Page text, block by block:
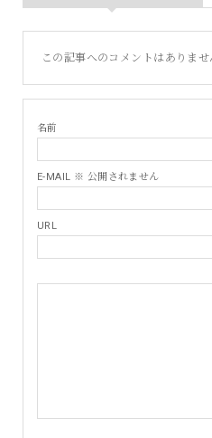
この記事へのコメントはありませ
名前
E-MAIL ※ 公開されません
URL